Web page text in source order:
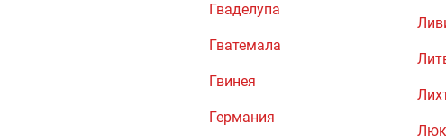
Гваделупа
Гватемала
Гвинея
Германия